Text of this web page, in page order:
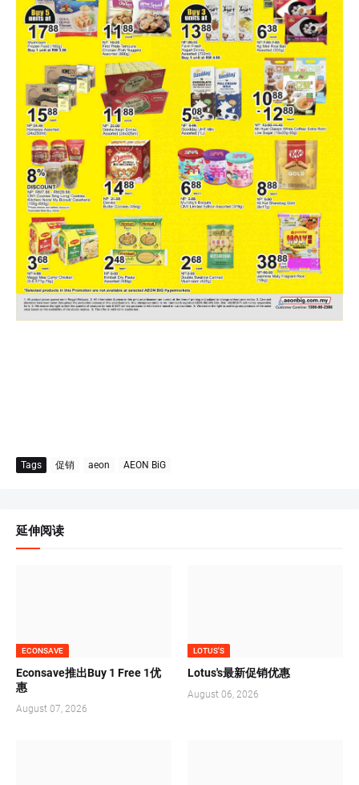
Tags 促销 aeon AEON BiG
延伸阅读
ECONSAVE
Econsave推出Buy 1 Free 1优
惠
August 07, 2026
LOTUS'S
Lotus's最新促销优惠
August 06, 2026